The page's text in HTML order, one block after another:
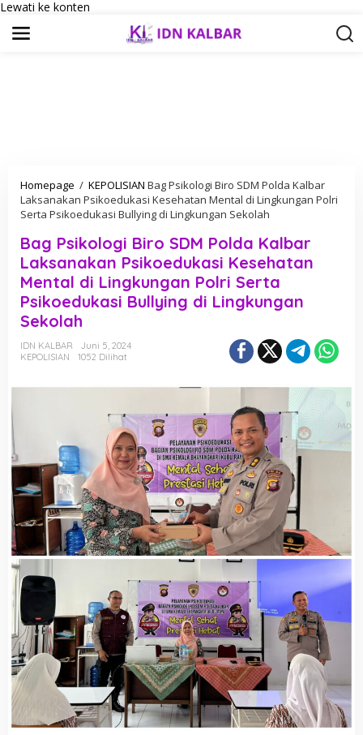
Lewati ke konten
Homepage / KEPOLISIAN Bag Psikologi Biro SDM Polda Kalbar
Laksanakan Psikoedukasi Kesehatan Mental di Lingkungan Polri
Serta Psikoedukasi Bullying di Lingkungan Sekolah
Bag Psikologi Biro SDM Polda Kalbar
Laksanakan Psikoedukasi Kesehatan
Mental di Lingkungan Polri Serta
Psikoedukasi Bullying di Lingkungan
Sekolah
IDN KALBAR
Juni 5, 2024
KEPOLISIAN
1052 Dilihat